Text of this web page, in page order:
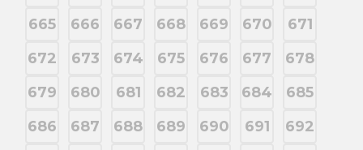
665
666 667 668 669 670
671
672
673 674 675 676 677
678
679
680 681 682 683 684
685
686
687 688 689 690 691
692